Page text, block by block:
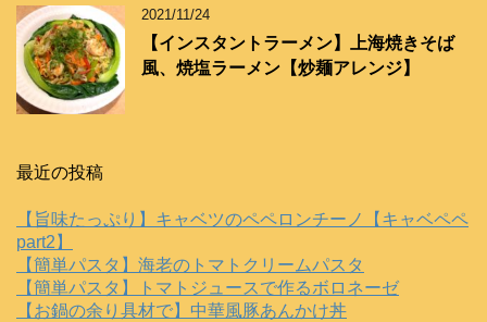
2021/11/24
【インスタントラーメン】上海焼きそば
風、焼塩ラーメン【炒麺アレンジ】
最近の投稿
【旨味たっぷり】キャベツのペペロンチーノ【キャベペペ
part2】
【簡単パスタ】海老のトマトクリームパスタ
【簡単パスタ】トマトジュースで作るボロネーゼ
【お鍋の余り具材で】中華風豚あんかけ丼